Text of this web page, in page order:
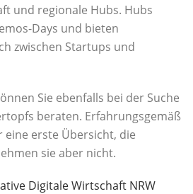
und regionale Hubs. Hubs
Days und bieten
zwischen Startups und
Sie ebenfalls bei der Suche
beraten. Erfahrungsgemäß
eine erste Übersicht, die
sie aber nicht.
Digitale Wirtschaft NRW